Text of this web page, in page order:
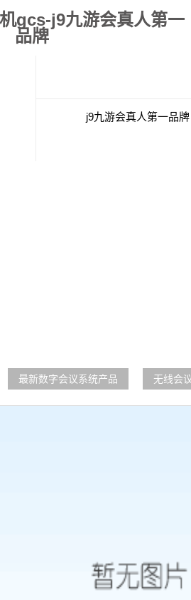
gcs-j9九游会真人第一
品牌
j9九游会真人第一品牌
最新数字会议系统产品 无线会